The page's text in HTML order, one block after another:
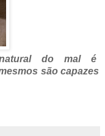
do mal é
são capazes